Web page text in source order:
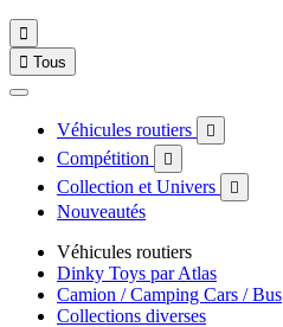

 Tous
Véhicules routiers 
Compétition 
Collection et Univers 
Nouveautés
Véhicules routiers
Dinky Toys par Atlas
Camion / Camping Cars / Bus
Collections diverses